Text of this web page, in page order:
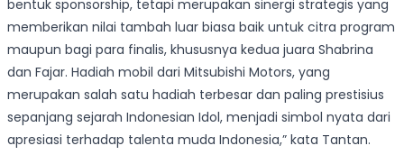
bentuk sponsorship, tetapi merupakan sinergi strategis yang
memberikan nilai tambah luar biasa baik untuk citra program
maupun bagi para finalis, khususnya kedua juara Shabrina
dan Fajar. Hadiah mobil dari Mitsubishi Motors, yang
merupakan salah satu hadiah terbesar dan paling prestisius
sepanjang sejarah Indonesian Idol, menjadi simbol nyata dari
apresiasi terhadap talenta muda Indonesia,” kata Tantan.